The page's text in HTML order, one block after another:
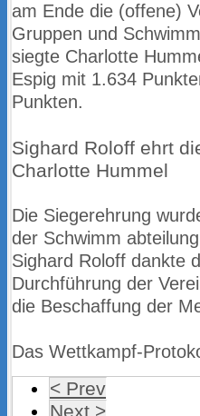
am Ende die (offene)
Gruppen und
siegte Charlotte
Espig mit 1.634
Punkten.
Sighard Roloff ehrt
Charlotte Hummel
Die Siegerehrung
der Schwimm
Sighard Roloff dankte
Durchführung der
die Beschaffung der
Das Wettkampf-
< Prev
Next >